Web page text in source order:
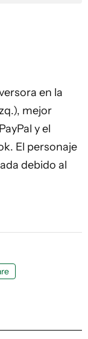
en la
mejor
y el
El personaje
debido al